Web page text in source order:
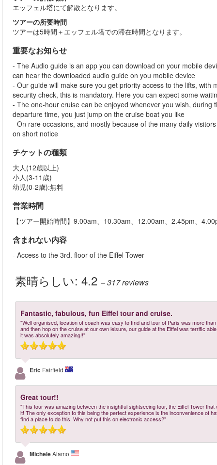
エッフェル塔にて解散となります。
ツアーの所要時間
ツアーは5時間＋エッフェル塔での滞在時間となります。
重要なお知らせ
- The Audio guide is an app you can download on your mobile
can hear the downloaded audio guide on you mobile device
- Our guide will make sure you get priority access to the lifts,
security check, this is mandatory. Here you can expect some
- The one-hour cruise can be enjoyed whenever you wish,
departure time, you just jump on the cruise boat you like
- On rare occasions, and mostly because of the many daily
on short notice
チケットの種類
大人(12歳以上)
小人(3-11歳)
幼児(0-2歳):無料
営業時間
【ツアー開始時間】9.00am、10.30am、12.00am、2.45pm、
含まれない内容
- Access to the 3rd. floor of the Eiffel Tower
素晴らしい: 4.2 – 317reviews
Fantastic, fabulous, fun Eiffel tour and cruise.
"Well organised, location of coach was easy to find and tour of Paris was more
and then hop on the cruise at our own leisure, our guide at the Eiffel was terrific
it was absolutely amazing!!"
Eric Fairfield
Great tour!!
"This tour was amazing between the insightful sightseeing tour, the Eiffel Tower
it! The only exception to this being the perfect experience is the inconvenience of
find a place to do this. Why not put this on electronic access?"
MicheleAlamo